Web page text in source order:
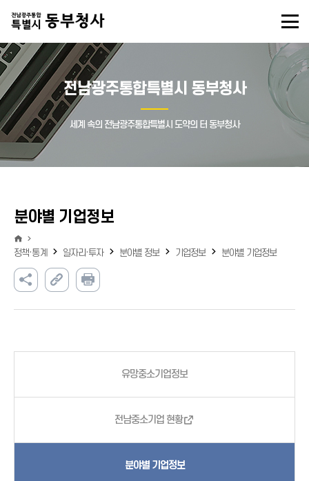
전남광주통합특별시 동부청사
세계 속의 전남광주통합특별시 도약의 터 동부청사
분야별 기업정보
정책·통계 일자리·투자 분야별 정보 기업정보 분야별 기업정보
유망중소기업정보
전남중소기업 현황
분야별 기업정보